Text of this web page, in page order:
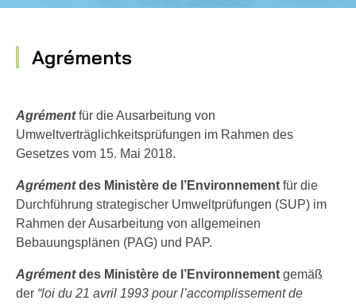
Agréments
Agrément für die Ausarbeitung von
Umweltverträglichkeitsprüfungen im Rahmen des
Gesetzes vom 15. Mai 2018.
Agrémentdes Ministère de l’Environnement für die
Durchführung strategischer Umweltprüfungen (SUP) im
Rahmen der Ausarbeitung von allgemeinen
Bebauungsplänen (PAG) und PAP.
Agrémentdes Ministère de l’Environnement gemäß
der “loi du 21 avril 1993 pour l’accomplissement de